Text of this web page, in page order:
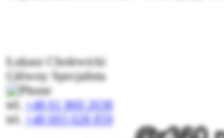
Łukasz Cholewicki
Główny Specjalista
tel.
+48 61 869 2038
tel.
+48 693 028 859